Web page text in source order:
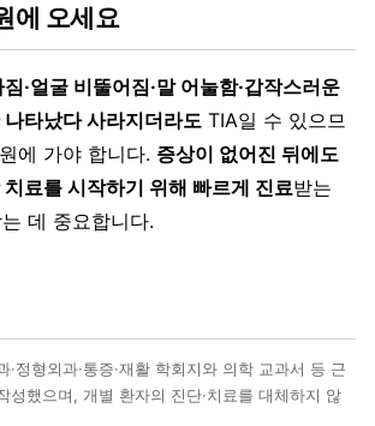
에 오세요
·얼굴 비뚤어짐·말 어눌함·갑작스러운
타났다 사라지더라도 TIA일 수 있으므
에 가야 합니다. 증상이 없어진 뒤에도
료를 시작하기 위해 빠르게 진료받는
데 중요합니다.
·정형외과·통증·재활 학회지와 의학 교과서 등 근
성했으며, 개별 환자의 진단·치료를 대체하지 않